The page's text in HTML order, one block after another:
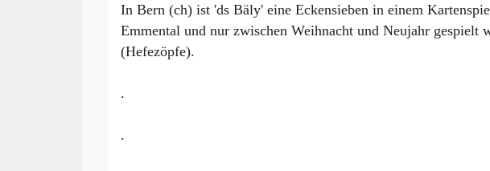
In Bern (ch) ist 'ds Bäly' eine Eckensieben in einem
Emmental und nur zwischen Weihnacht und Neujahr gespielt
(Hefezöpfe).
.
.